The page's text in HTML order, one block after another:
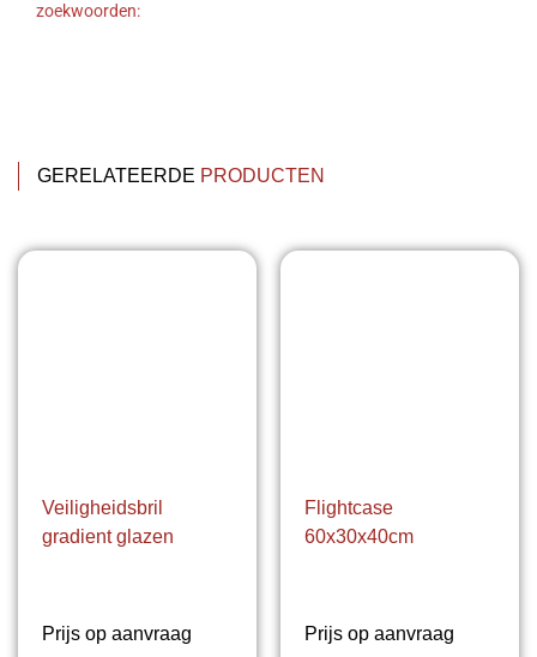
zoekwoorden:
GERELATEERDE PRODUCTEN
Veiligheidsbril
gradient glazen
Prijs op aanvraag
Flightcase
60x30x40cm
Prijs op aanvraag